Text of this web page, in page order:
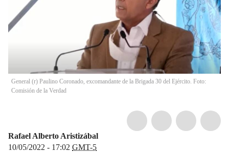
General (r) Paulino Coronado, excomandante de la Brigada 30 del Ejército. Foto:
Comisión de la Verdad
Rafael Alberto Aristizábal
10/05/2022 - 17:02 GMT-5